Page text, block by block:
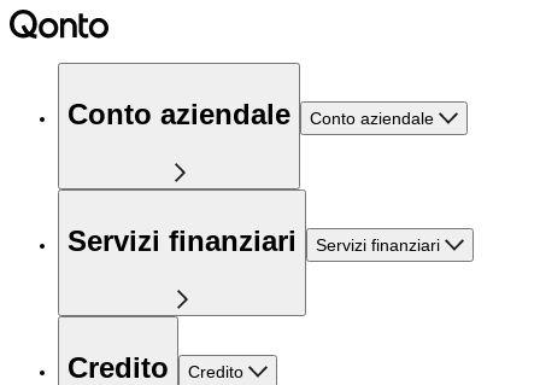
Conto aziendale Conto aziendale
Servizi finanziari Servizi finanziari
Credito Credito